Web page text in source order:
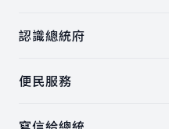
認識總統府
便民服務